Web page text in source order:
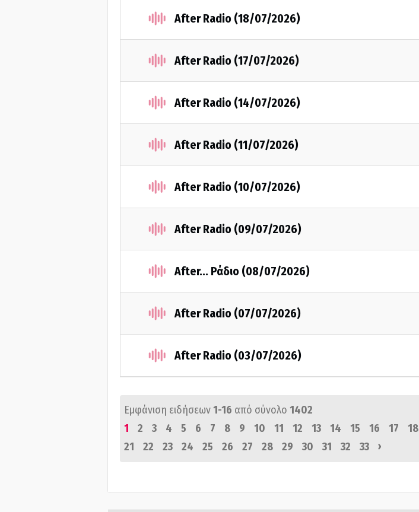
After Radio (18/07/2026)
After Radio (17/07/2026)
After Radio (14/07/2026)
After Radio (11/07/2026)
After Radio (10/07/2026)
After Radio (09/07/2026)
After... Ράδιο (08/07/2026)
After Radio (07/07/2026)
After Radio (03/07/2026)
Εμφάνιση ειδήσεων1-16 από σύνολο 1402
1
2 3 4 5 6 7 8 9 10 11 12 13 14 15 16 17 18
21
22 23 24 25 26 27 28 29 30 31 32 33 ›